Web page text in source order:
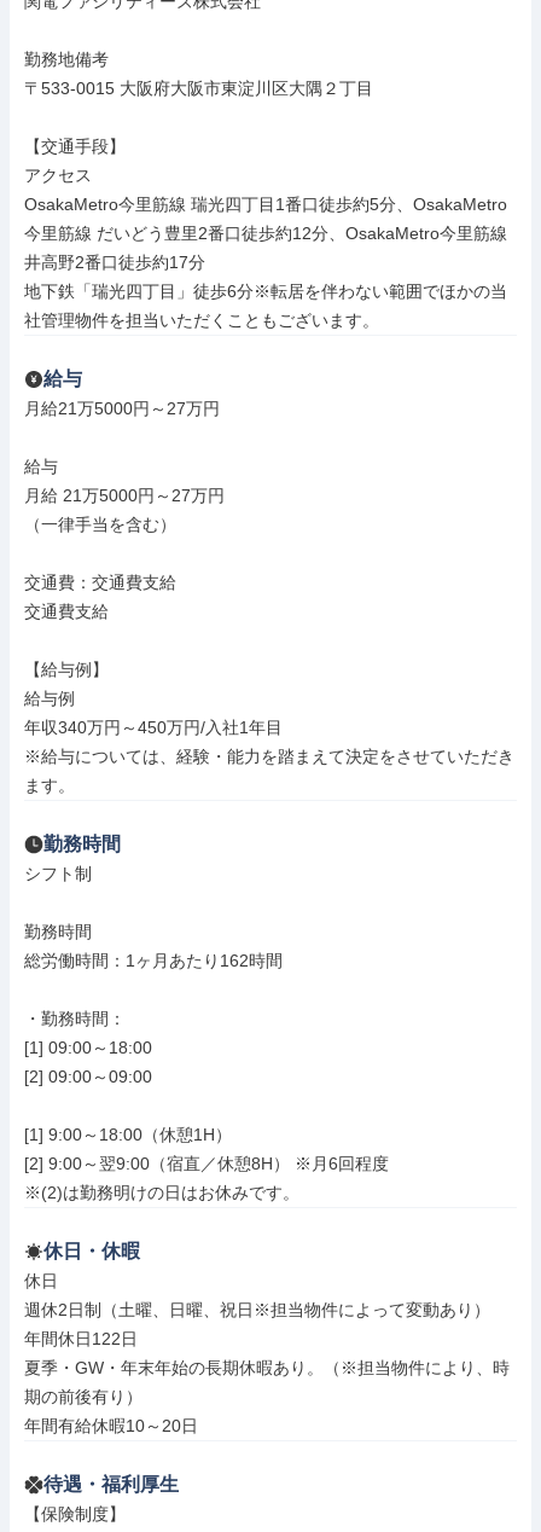
勤務地備考
〒533-0015 大阪府大阪市東淀川区大隅２丁目
【交通手段】
アクセス
OsakaMetro今里筋線 瑞光四丁目1番口徒歩約5分、OsakaMetro
今里筋線 だいどう豊里2番口徒歩約12分、OsakaMetro今里筋線
井高野2番口徒歩約17分
地下鉄「瑞光四丁目」徒歩6分※転居を伴わない範囲でほかの当
社管理物件を担当いただくこともございます。
給与
月給21万5000円～27万円
給与
月給 21万5000円～27万円
（一律手当を含む）
交通費：交通費支給
交通費支給
【給与例】
給与例
年収340万円～450万円/入社1年目
※給与については、経験・能力を踏まえて決定をさせていただき
ます。
勤務時間
シフト制
勤務時間
総労働時間：1ヶ月あたり162時間
・勤務時間：
[1] 09:00～18:00
[2] 09:00～09:00
[1] 9:00～18:00（休憩1H）
[2] 9:00～翌9:00（宿直／休憩8H） ※月6回程度
※(2)は勤務明けの日はお休みです。
休日・休暇
休日
週休2日制（土曜、日曜、祝日※担当物件によって変動あり）
年間休日122日
夏季・GW・年末年始の長期休暇あり。（※担当物件により、時
期の前後有り）
年間有給休暇10～20日
待遇・福利厚生
【保険制度】